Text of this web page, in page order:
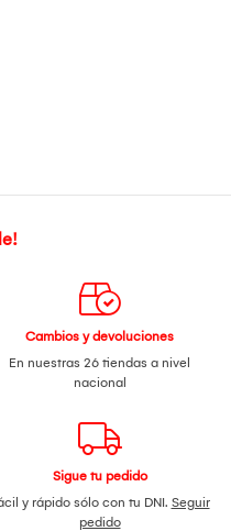
Cambios y devoluciones
En nuestras 26 tiendas a nivel
nacional
Sigue tu pedido
y rápido sólo con tu DNI. Seguir
pedido